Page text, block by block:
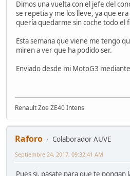
Dimos una vuelta con el jefe del
se repetía y me los lleve, ya que
quería quedarme sin coche todo el
Esta semana que viene me tengo
miren a ver que ha podido ser.
Enviado desde mi MotoG3
Renault Zoe ZE40 Intens
Raforo
Colaborador AUVE
Septiembre 24, 2017, 09:32:41 AM
Pues si, pasate para que te pongan